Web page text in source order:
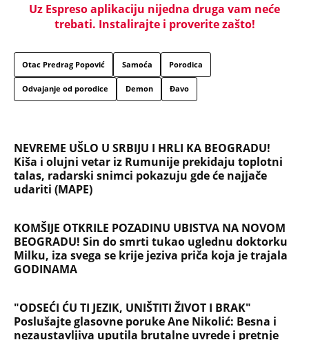
Uz Espreso aplikaciju nijedna druga vam neće
trebati. Instalirajte i proverite zašto!
Otac Predrag Popović Samoća Porodica
Odvajanje od porodice Demon Đavo
NEVREME UŠLO U SRBIJU I HRLI KA BEOGRADU!
Kiša i olujni vetar iz Rumunije prekidaju toplotni
talas, radarski snimci pokazuju gde će najjače
udariti (MAPE)
KOMŠIJE OTKRILE POZADINU UBISTVA NA NOVOM
BEOGRADU! Sin do smrti tukao uglednu doktorku
Milku, iza svega se krije jeziva priča koja je trajala
GODINAMA
"ODSEĆI ĆU TI JEZIK, UNIŠTITI ŽIVOT I BRAK"
Poslušajte glasovne poruke Ane Nikolić: Besna i
nezaustavljiva uputila brutalne uvrede i pretnje